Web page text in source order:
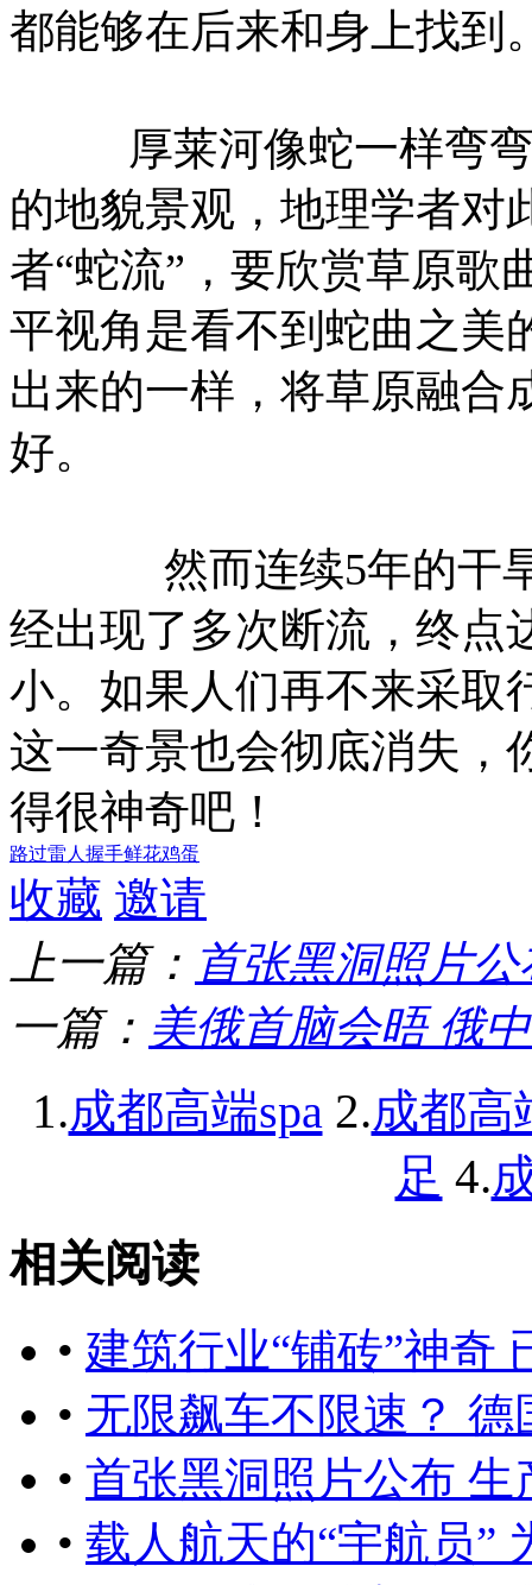
都能够在后来和身上找到
厚莱河像蛇一样弯弯
的地貌景观，地理学者对
者“蛇流”，要欣赏草原歌
平视角是看不到蛇曲之美
出来的一样，将草原融合
好。
然而连续5年的干旱
经出现了多次断流，终点
小。如果人们再不来采取
这一奇景也会彻底消失，
得很神奇吧！
路过雷人 握手鲜花鸡蛋
收藏 邀请
上一篇： 首张黑洞照片
一篇： 美俄首脑会晤 俄
1.成都高端spa 2.成都高
足 4.
相关阅读
• 建筑行业“铺砖”神奇
• 无限飙车不限速？
• 首张黑洞照片公布
• 载人航天的“宇航员”